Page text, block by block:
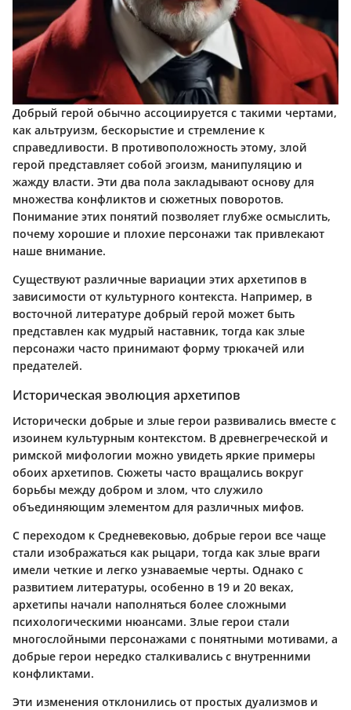
Добрый герой обычно ассоциируется с такими чертами,
как альтруизм, бескорыстие и стремление к
справедливости. В противоположность этому, злой
герой представляет собой эгоизм, манипуляцию и
жажду власти. Эти два пола закладывают основу для
множества конфликтов и сюжетных поворотов.
Понимание этих понятий позволяет глубже осмыслить,
почему хорошие и плохие персонажи так привлекают
наше внимание.
Существуют различные вариации этих архетипов в
зависимости от культурного контекста. Например, в
восточной литературе добрый герой может быть
представлен как мудрый наставник, тогда как злые
персонажи часто принимают форму трюкачей или
предателей.
Историческая эволюция архетипов
Исторически добрые и злые герои развивались вместе с
изоинем культурным контекстом. В древнегреческой и
римской мифологии можно увидеть яркие примеры
обоих архетипов. Сюжеты часто вращались вокруг
борьбы между добром и злом, что служило
объединяющим элементом для различных мифов.
С переходом к Средневековью, добрые герои все чаще
стали изображаться как рыцари, тогда как злые враги
имели четкие и легко узнаваемые черты. Однако с
развитием литературы, особенно в 19 и 20 веках,
архетипы начали наполняться более сложными
психологическими нюансами. Злые герои стали
многослойными персонажами с понятными мотивами, а
добрые герои нередко сталкивались с внутренними
конфликтами.
Эти изменения отклонились от простых дуализмов и